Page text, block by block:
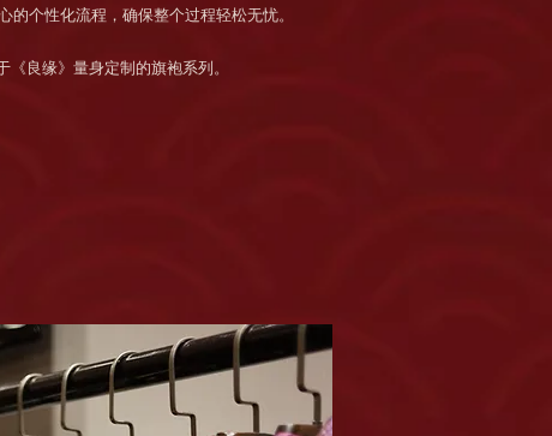
的个性化流程，确保整个过程轻松无忧。
《良缘》量身定制的旗袍系列。